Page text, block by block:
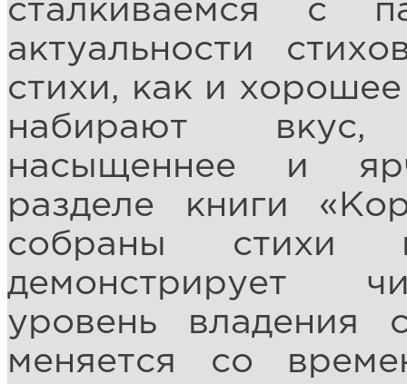
сталкиваемся с
актуальности
стихи, как и
набирают вкус,
насыщеннее и
разделе книги
собраны стихи
демонстрирует
уровень владения
меняется со